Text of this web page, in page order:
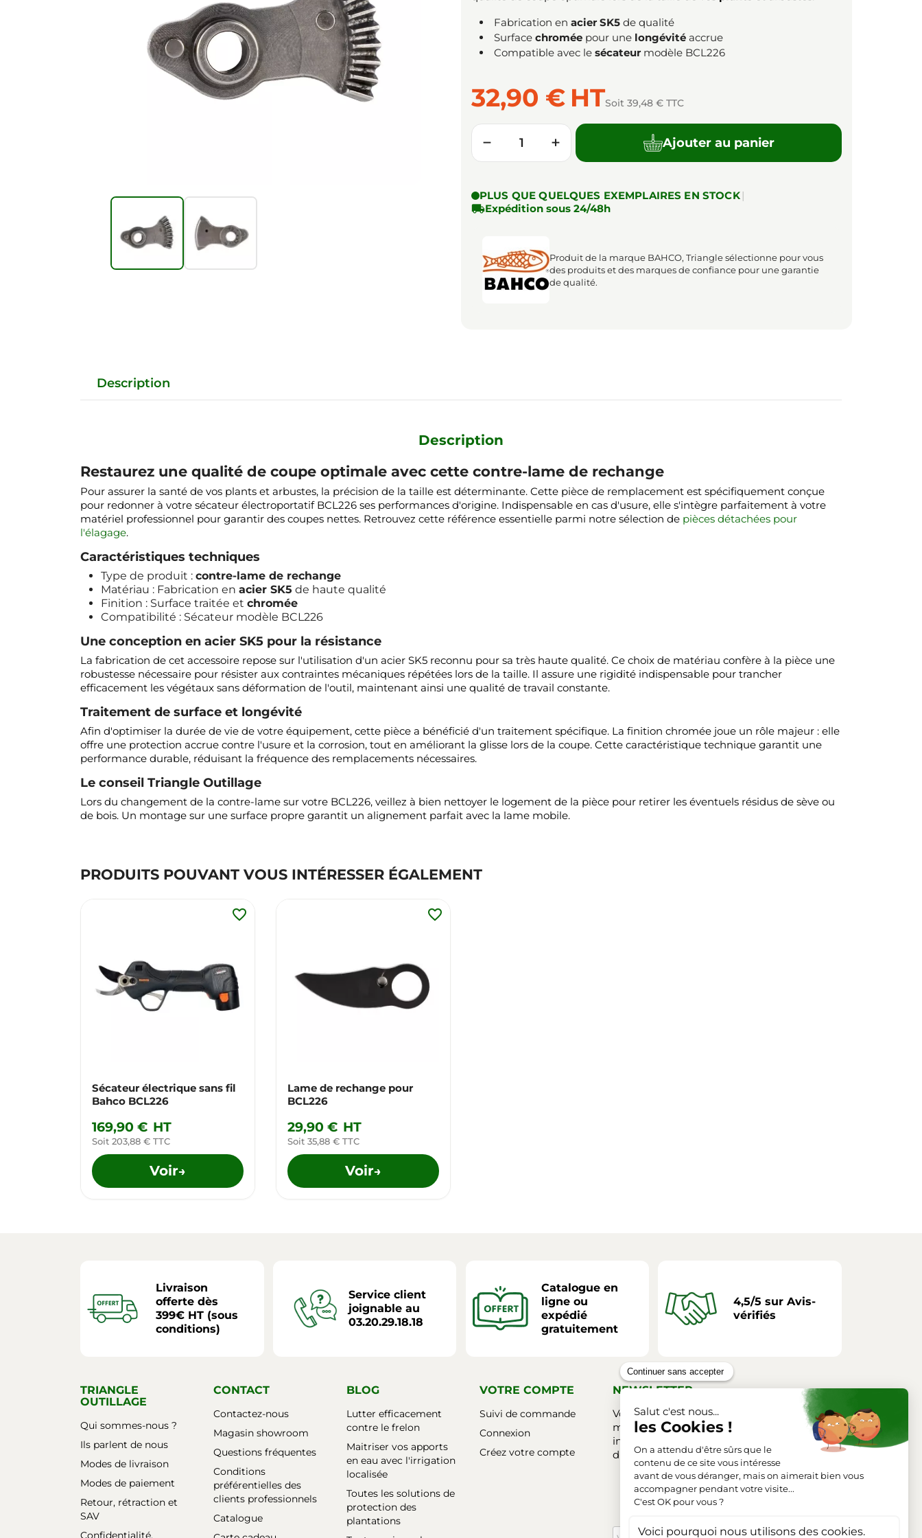
Fabrication en acier SK5 de qualité
Surface chromée pour une longévité accrue
Compatible avec le sécateur modèle BCL226
32,90 € HTSoit 39,48 € TTC
Quantité
− + Ajouter au panier
PLUS QUE QUELQUES EXEMPLAIRES EN STOCK |
Expédition sous 24/48h
Produit de la marque BAHCO, Triangle sélectionne pour vous
des produits et des marques de confiance pour une garantie
de qualité.
Description
Description
Restaurez une qualité de coupe optimale avec cette contre-lame de rechange
Pour assurer la santé de vos plants et arbustes, la précision de la taille est déterminante. Cette pièce de remplacement est spécifiquement conçue
pour redonner à votre sécateur électroportatif BCL226 ses performances d'origine. Indispensable en cas d'usure, elle s'intègre parfaitement à votre
matériel professionnel pour garantir des coupes nettes. Retrouvez cette référence essentielle parmi notre sélection de pièces détachées pour
l'élagage.
Caractéristiques techniques
Type de produit : contre-lame de rechange
Matériau : Fabrication en acier SK5 de haute qualité
Finition : Surface traitée et chromée
Compatibilité : Sécateur modèle BCL226
Une conception en acier SK5 pour la résistance
La fabrication de cet accessoire repose sur l'utilisation d'un acier SK5 reconnu pour sa très haute qualité. Ce choix de matériau confère à la pièce une
robustesse nécessaire pour résister aux contraintes mécaniques répétées lors de la taille. Il assure une rigidité indispensable pour trancher
efficacement les végétaux sans déformation de l'outil, maintenant ainsi une qualité de travail constante.
Traitement de surface et longévité
Afin d'optimiser la durée de vie de votre équipement, cette pièce a bénéficié d'un traitement spécifique. La finition chromée joue un rôle majeur : elle
offre une protection accrue contre l'usure et la corrosion, tout en améliorant la glisse lors de la coupe. Cette caractéristique technique garantit une
performance durable, réduisant la fréquence des remplacements nécessaires.
Le conseil Triangle Outillage
Lors du changement de la contre-lame sur votre BCL226, veillez à bien nettoyer le logement de la pièce pour retirer les éventuels résidus de sève ou
de bois. Un montage sur une surface propre garantit un alignement parfait avec la lame mobile.
PRODUITS POUVANT VOUS INTÉRESSER ÉGALEMENT
Sécateur électrique sans fil
Bahco BCL226
169,90 € HT
Soit 203,88 € TTC
Voir→
favorite_border
Lame de rechange pour
BCL226
29,90 € HT
Soit 35,88 € TTC
Voir→
favorite_border
Livraison
offerte dès
399€ HT (sous
conditions)
Service client
joignable au
03.20.29.18.18
Catalogue en
ligne ou
expédié
gratuitement
4,5/5 sur Avis-
vérifiés
TRIANGLE
OUTILLAGE
Qui sommes-nous ?
Ils parlent de nous
Modes de livraison
Modes de paiement
Retour, rétraction et
SAV
Confidentialité,
CONTACT
Contactez-nous
Magasin showroom
Questions fréquentes
Conditions
préférentielles des
clients professionnels
Catalogue
BLOG
Lutter efficacement
contre le frelon
Maitriser vos apports
en eau avec l'irrigation
localisée
Toutes les solutions de
protection des
plantations
VOTRE COMPTE
Suivi de commande
Connexion
Créez votre compte
NEWSLETTER
Vous pouvez vous désinscrire à tout
moment. Vous trouverez pour cela nos
informations de contact dans les conditions
d'utilisation du site.